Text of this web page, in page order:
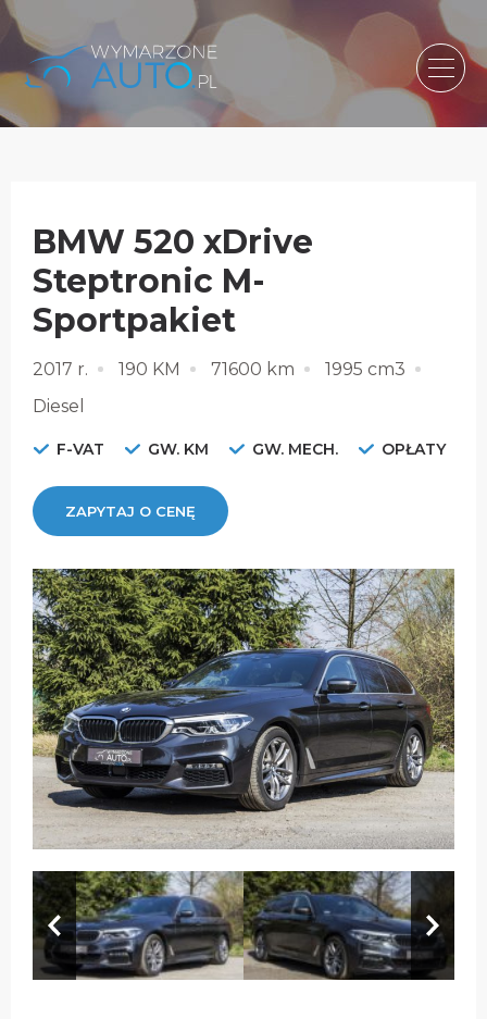
BMW 520 xDrive
Steptronic M-
Sportpakiet
2017 r. 190 KM 71600 km
1995 cm3
Diesel
F-VAT GW. KM GW. MECH. OPŁATY
ZAPYTAJ O CENĘ